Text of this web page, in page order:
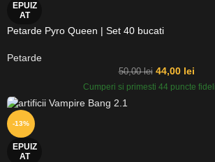
EPUIZ
AT
Petarde Pyro Queen | Set 40 bucati
Petarde
50,00lei 44,00 lei
Cumperi si primesti 44 puncte
-13%
EPUIZ
AT